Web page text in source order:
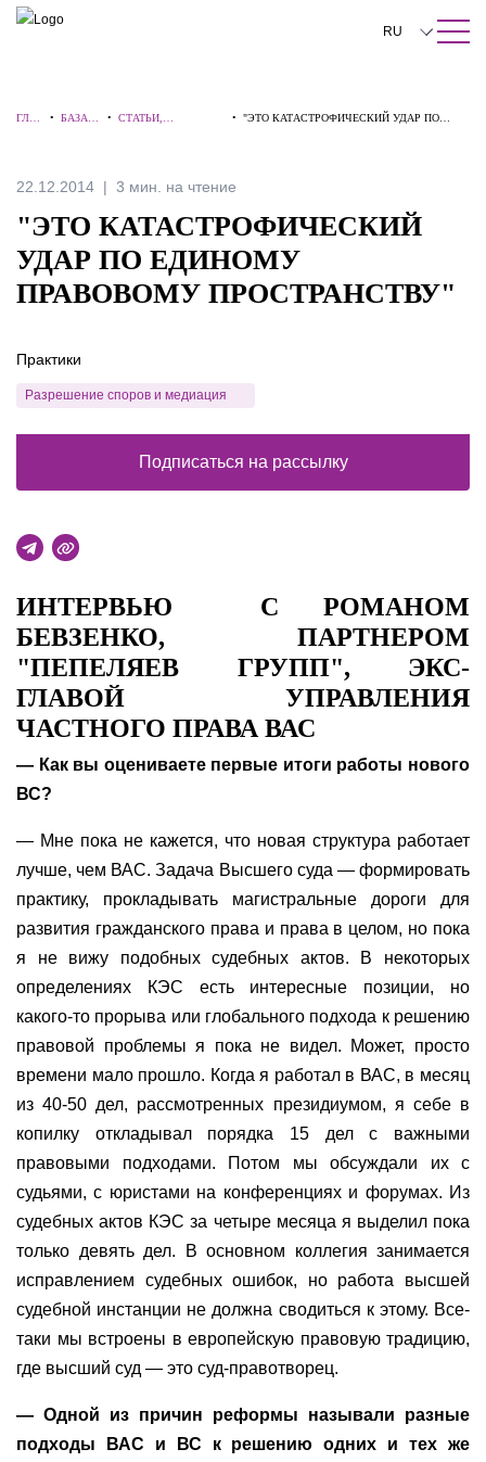
ПОИСК ПО САЙТУ Закрыть
RU
中文
Español
ГЛА
•БАЗА
•СТАТЬИ,
•"ЭТО КАТАСТРОФИЧЕСКИЙ УДАР ПО
22.12.2014 3 мин. на чтение
"ЭТО КАТАСТРОФИЧЕСКИЙ
УДАР ПО ЕДИНОМУ
ПРАВОВОМУ ПРОСТРАНСТВУ"
ИНТЕРВЬЮ С РОМАНОМ
БЕВЗЕНКО, ПАРТНЕРОМ
"ПЕПЕЛЯЕВ ГРУПП", ЭКС-
ГЛАВОЙ УПРАВЛЕНИЯ
ЧАСТНОГО ПРАВА ВАС
— Как вы оцениваете первые итоги работы нового
ВС?
— Мне пока не кажется, что новая структура работает
лучше, чем ВАС. Задача Высшего суда — формировать
практику, прокладывать магистральные дороги для
развития гражданского права и права в целом, но пока
я не вижу подобных судебных актов. В некоторых
определениях КЭС есть интересные позиции, но
какого-то прорыва или глобального подхода к решению
правовой проблемы я пока не видел. Может, просто
времени мало прошло. Когда я работал в ВАС, в месяц
из 40-50 дел, рассмотренных президиумом, я себе в
копилку откладывал порядка 15 дел с важными
правовыми подходами. Потом мы обсуждали их с
судьями, с юристами на конференциях и форумах. Из
судебных актов КЭС за четыре месяца я выделил пока
только девять дел. В основном коллегия занимается
исправлением судебных ошибок, но работа высшей
судебной инстанции не должна сводиться к этому. Все-
таки мы встроены в европейскую правовую традицию,
где высший суд — это суд-правотворец.
— Одной из причин реформы называли разные
подходы ВАС и ВС к решению одних и тех же
Практики
Разрешение споров и медиация
Подписаться на рассылку